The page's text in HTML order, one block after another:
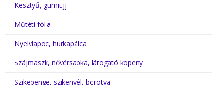
Kesztyű, gumiujj
Műtéti fólia
Nyelvlapoc, hurkapálca
Szájmaszk, nővérsapka, látogató köpeny
Szikepenge, szikenyél, borotva